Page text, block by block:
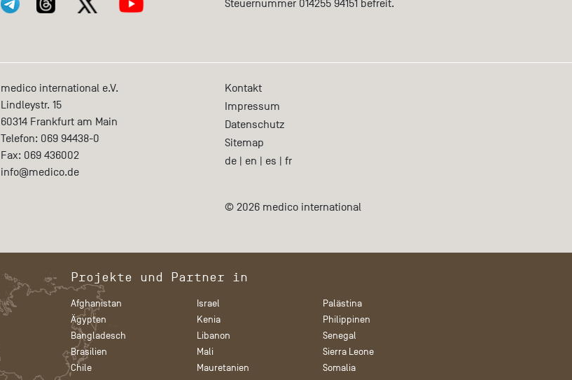
Steuernummer 014255 94151 befreit.
medico international e.V.
Lindleystr. 15
60314 Frankfurt am Main
Telefon: 069 94438-0
Fax: 069 436002
info@medico.de
Kontakt
Impressum
Datenschutz
Sitemap
de | en | es | fr
© 2026 medico international
Projekte und Partner in
Afghanistan
Ägypten
Bangladesch
Brasilien
Chile
Israel
Kenia
Libanon
Mali
Mauretanien
Palästina
Philippinen
Senegal
Sierra Leone
Somalia